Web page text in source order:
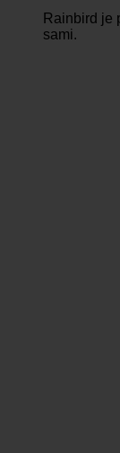
Rainbird je
sami.